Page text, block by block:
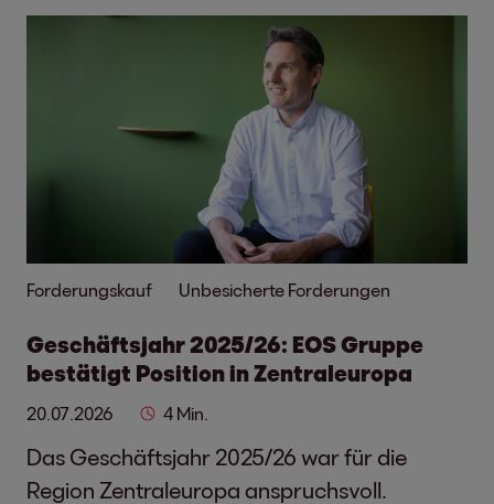
Forderungskauf Unbesicherte Forderungen
Geschäftsjahr 2025/26: EOS Gruppe
bestätigt Position in Zentraleuropa
20.07.2026 4 Min.
Das Geschäftsjahr 2025/26 war für die
Region Zentraleuropa anspruchsvoll.